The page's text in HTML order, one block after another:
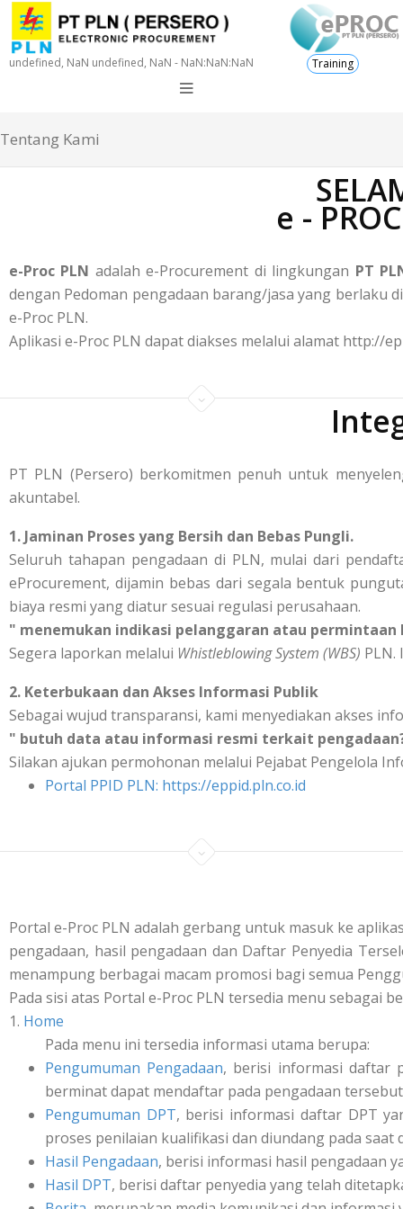
undefined, NaN undefined, NaN - NaN:NaN:NaN Training
Tentang Kami
e -
e-Proc PLN adalah e-Procurement di lingkungan PT
dengan Pedoman pengadaan barang/jasa yang berlaku
e-Proc PLN.
Aplikasi e-Proc PLN dapat diakses melalui alamat http://
PT PLN (Persero) berkomitmen penuh untuk
akuntabel.
1. Jaminan Proses yang Bersih dan Bebas Pungli.
Seluruh tahapan pengadaan di PLN, mulai dari
eProcurement, dijamin bebas dari segala bentuk
biaya resmi yang diatur sesuai regulasi perusahaan.
" menemukan indikasi pelanggaran atau
Segera laporkan melalui Whistleblowing System (WBS) PLN.
2. Keterbukaan dan Akses Informasi Publik
Sebagai wujud transparansi, kami menyediakan akses
" butuh data atau informasi resmi terkait
Silakan ajukan permohonan melalui Pejabat Pengelola
Portal PPID PLN: https://eppid.pln.co.id
Portal e-Proc PLN adalah gerbang untuk masuk ke
pengadaan, hasil pengadaan dan Daftar Penyedia
menampung berbagai macam promosi bagi semua
Pada sisi atas Portal e-Proc PLN tersedia menu sebagai
1. Home
Pada menu ini tersedia informasi utama berupa:
Pengumuman Pengadaan, berisi informasi daftar
berminat dapat mendaftar pada pengadaan
Pengumuman DPT, berisi informasi daftar DPT
proses penilaian kualifikasi dan diundang pada
Hasil Pengadaan, berisi informasi hasil pengadaan
Hasil DPT, berisi daftar penyedia yang telah